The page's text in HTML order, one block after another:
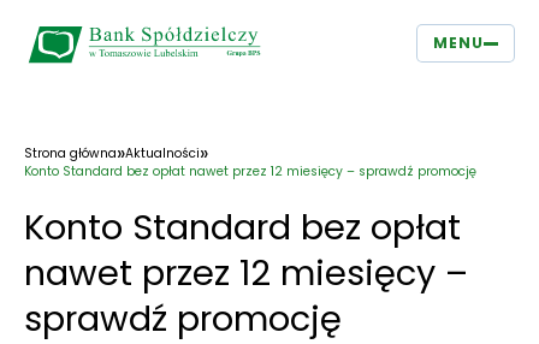
MENU
Strona główna»Aktualności»
Konto Standard bez opłat nawet przez 12 miesięcy – sprawdź promocję
Konto Standard bez opłat
nawet przez 12 miesięcy –
sprawdź promocję